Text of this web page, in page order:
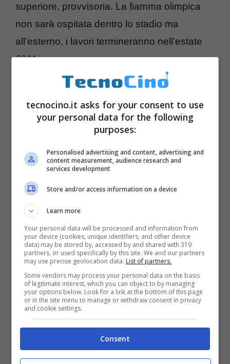
superiore, provvisoria. La fiamma olimpica
non sarà ospitata dentro lo stadio ma
all’esterno, i lavori termineranno nell’estate
2011
tecnocino.it asks for your consent to use
your personal data for the following
purposes:
Personalised advertising and content, advertising and
content measurement, audience research and
services development
Store and/or access information on a device
Learn more
Your personal data will be processed and information from
your device (cookies, unique identifiers, and other device
data) may be stored by, accessed by and shared with 319
partners, or used specifically by this site. We and our partners
may use precise geolocation data. List of partners.
Some vendors may process your personal data on the basis
of legitimate interest, which you can object to by managing
your options below. Look for a link at the bottom of this page
or in the site menu to manage or withdraw consent in privacy
and cookie settings.
Consent